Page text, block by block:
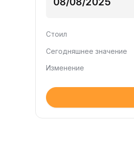
Стоил
Сегодняшнее значение
Изменение